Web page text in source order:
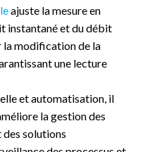
ajuste la mesure en
instantané et du débit
la modification de la
une lecture
et automatisation, il
la gestion des
solutions